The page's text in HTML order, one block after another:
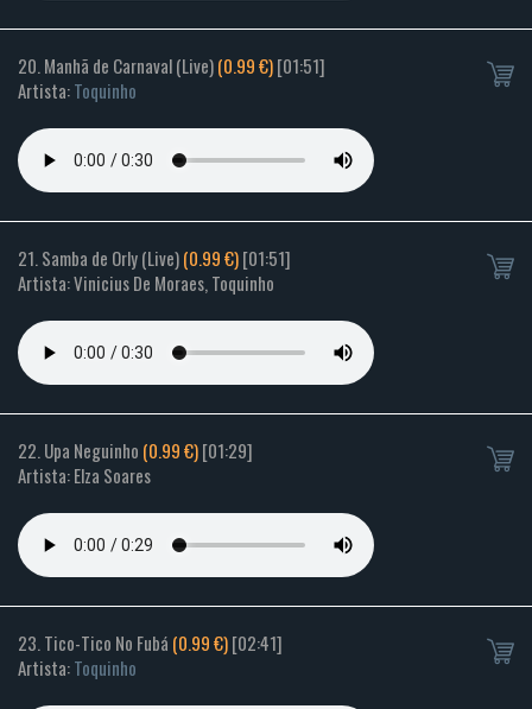
20. Manhã de Carnaval (Live)(0.99 €)[01:51]
Artista:Toquinho
21. Samba de Orly (Live)(0.99 €)[01:51]
Artista: Vinicius De Moraes, Toquinho
22. Upa Neguinho (0.99 €)[01:29]
Artista: Elza Soares
23. Tico-Tico No Fubá (0.99 €)[02:41]
Artista:Toquinho